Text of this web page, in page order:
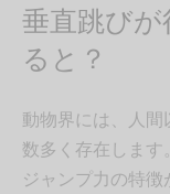
垂直跳び
ると？
動物界には、人
数多く存在しま
ジャンプ力の特徴